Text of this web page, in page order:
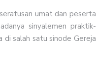
umat dan peserta
sinyalemen praktik-
salah satu sinode Gereja